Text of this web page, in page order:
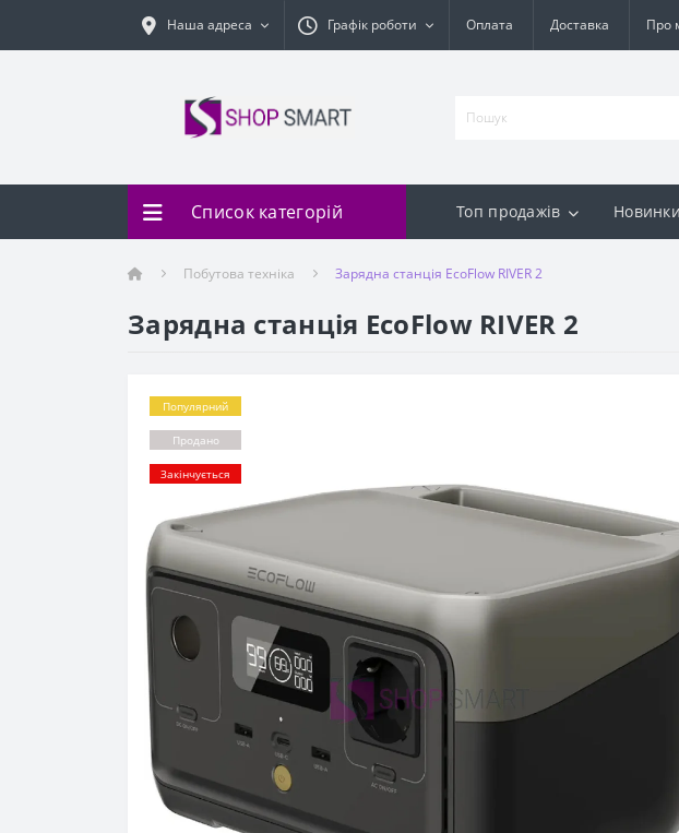
Наша адреса Графік роботи Оплата Доставка Про
Список категорій Топ продажів Новинки
Побутова техніка Зарядна станція EcoFlow RIVER 2
Зарядна станція EcoFlow RIVER 2
Популярний
Продано
Закінчується